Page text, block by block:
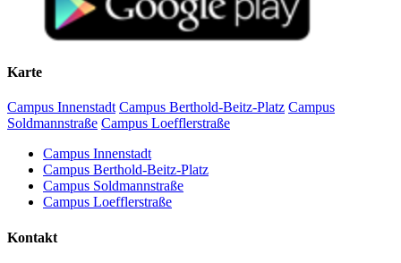
Begrüßung und Einführung
10.40–12.15 Uhr:
Matthias Vollmer (Greifswald): Zur pommerschen
Flurnamenforschung
Katharina Oelze / Friederike Burmann (Greifswald): Das
digitale vorpommersche Flurnamenbuch
Mittagspause
13.00–14.00 Uhr
Martin Lichtwark (Rostock): Digitale Deskribierung des
Karte
Campus Innenstadt Campus Berthold-Beitz-Platz Campus
Soldmannstraße Campus Loefflerstraße
Campus Innenstadt
Campus Berthold-Beitz-Platz
Campus Soldmannstraße
Campus Loefflerstraße
Kontakt